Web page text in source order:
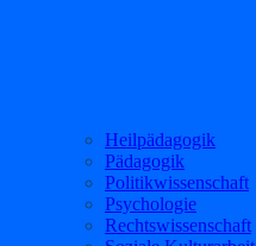
Heilpädagogik
Pädagogik
Politikwissenschaft
Psychologie
Rechtswissenschaft